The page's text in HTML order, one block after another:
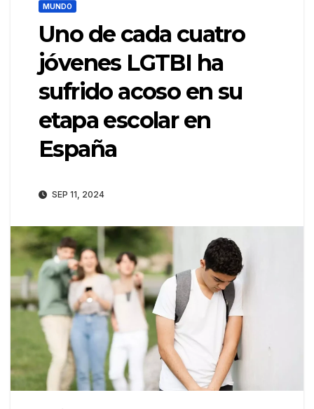
MUNDO
Uno de cada cuatro
jóvenes LGTBI ha
sufrido acoso en su
etapa escolar en
España
SEP 11, 2024